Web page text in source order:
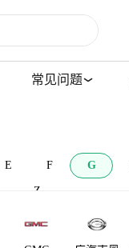
常见问题
E F G
Z